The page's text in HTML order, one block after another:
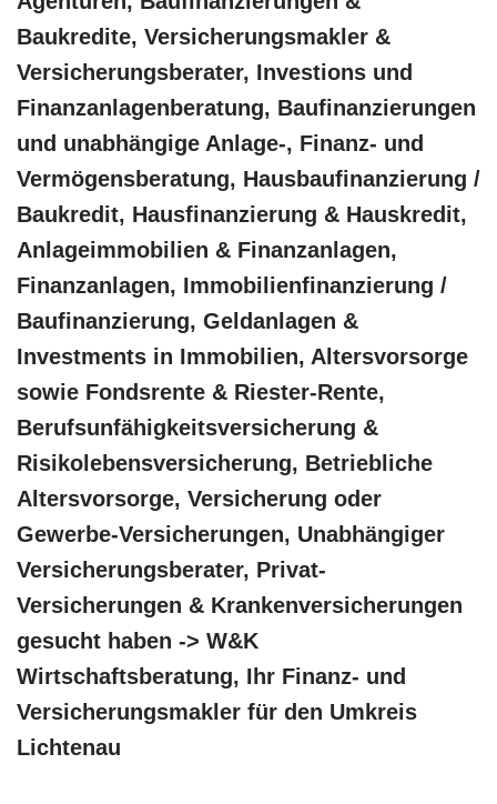
Baukredite, Versicherungsmakler &
Versicherungsberater, Investions und
Finanzanlagenberatung, Baufinanzierungen
und unabhängige Anlage-, Finanz- und
Vermögensberatung, Hausbaufinanzierung /
Baukredit, Hausfinanzierung & Hauskredit,
Anlageimmobilien & Finanzanlagen,
Finanzanlagen, Immobilienfinanzierung /
Baufinanzierung, Geldanlagen &
Investments in Immobilien, Altersvorsorge
sowie Fondsrente & Riester-Rente,
Berufsunfähigkeitsversicherung &
Risikolebensversicherung, Betriebliche
Altersvorsorge, Versicherung oder
Gewerbe-Versicherungen, Unabhängiger
Versicherungsberater, Privat-
Versicherungen & Krankenversicherungen
gesucht haben -> W&K
Wirtschaftsberatung, Ihr Finanz- und
Versicherungsmakler für den Umkreis
Lichtenau